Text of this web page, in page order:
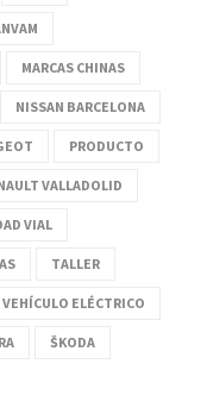
MARCAS CHINAS
NISSAN BARCELONA
PRODUCTO
VALLADOLID
VIAL
TALLER
VEHÍCULO ELÉCTRICO
ŠKODA